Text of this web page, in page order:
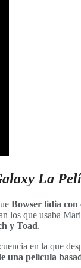
La
Bowser lidia con
los que usaba
y Toad.
en la que
una película